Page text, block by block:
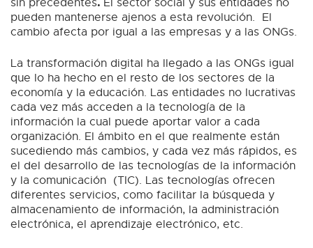
sin precedentes El sector social y sus entidades no
pueden mantenerse ajenos a esta revolución. El
cambio afecta por igual a las empresas y a las ONGs.
La transformación digital ha llegado a las ONGs igual
que lo ha hecho en el resto de los sectores de la
economía y la educación. Las entidades no lucrativas
cada vez más acceden a la tecnología de la
información la cual puede aportar valor a cada
organización. El ámbito en el que realmente están
sucediendo más cambios, y cada vez más rápidos, es
el del desarrollo de las tecnologías de la información
y la comunicación (TIC). Las tecnologías ofrecen
diferentes servicios, como facilitar la búsqueda y
almacenamiento de información, la administración
electrónica, el aprendizaje electrónico, etc.